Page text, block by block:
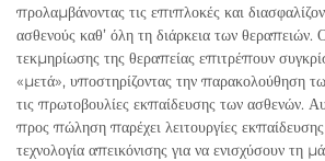
προλαμβάνοντας τις επιπλοκές και
ασθενούς καθ’ όλη τη διάρκεια των θεραπειών.
τεκμηρίωσης της θεραπείας επιτρέπουν
«μετά», υποστηρίζοντας την παρακολούθηση
τις πρωτοβουλίες εκπαίδευσης των ασθενών.
προς πώληση παρέχει λειτουργίες
τεχνολογία απεικόνισης για να ενισχύσουν τη